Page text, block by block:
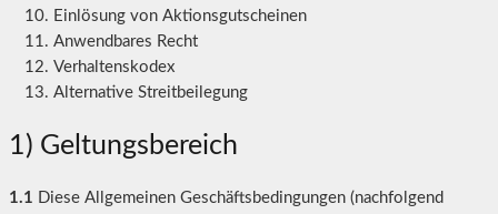
Einlösung von Aktionsgutscheinen
Anwendbares Recht
Verhaltenskodex
Alternative Streitbeilegung
1) Geltungsbereich
1.1 Diese Allgemeinen Geschäftsbedingungen (nachfolgend